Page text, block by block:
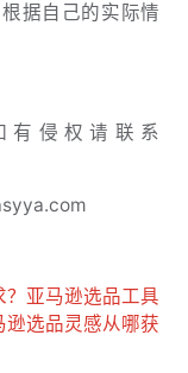
据自己的实际情
有侵权请联系
亚马逊选品工具
逊选品灵感从哪获